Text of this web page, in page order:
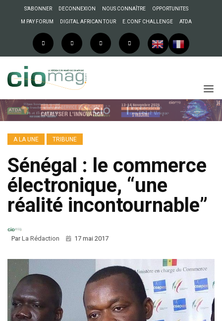
S’ABONNER DECONNEXION NOUS CONNAÎTRE OPPORTUNITES
M PAY FORUM DIGITAL AFRICAN TOUR E.CONF CHALLENGE ATDA
A LA UNE TRIBUNE
Sénégal : le commerce
électronique, “une
réalité incontournable”
ParLa Rédaction 17 mai 2017